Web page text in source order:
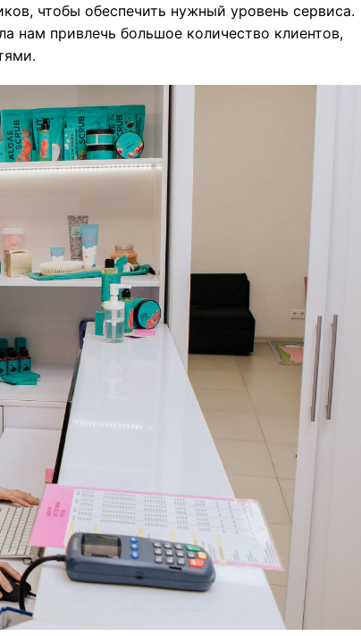
чтобы обеспечить нужный уровень сервиса.
нам привлечь большое количество клиентов,